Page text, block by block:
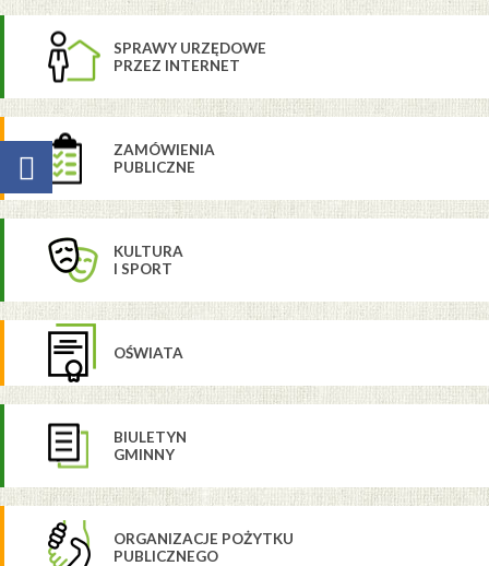
SPRAWY URZĘDOWE
PRZEZ INTERNET
ZAMÓWIENIA
PUBLICZNE
KULTURA
I SPORT
OŚWIATA
BIULETYN
GMINNY
ORGANIZACJE POŻYTKU
PUBLICZNEGO